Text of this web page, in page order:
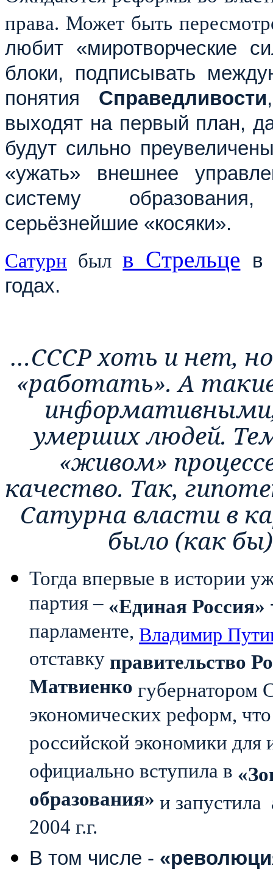
права. Может быть
любит «миротворческие
блоки, подписывать
понятия Справедливости
выходят на первый план,
будут сильно
«ужать» внешнее
систему
серьёзнейшие «косяки».
Сатурн былв Cтрельце
годах.
…СССР хоть и нет,
«работать». А
умерших людей.
«живом»
качество. Так,
Сатурна власти в
было (как
Тогда впервые в истории
партия – «Единая Россия»
парламенте, Владимир
отставку правительство
Матвиенко губернатором
экономических реформ,
российской экономики для
официально вступила в
образования» и запустила
2004 г.г.
В том числе -